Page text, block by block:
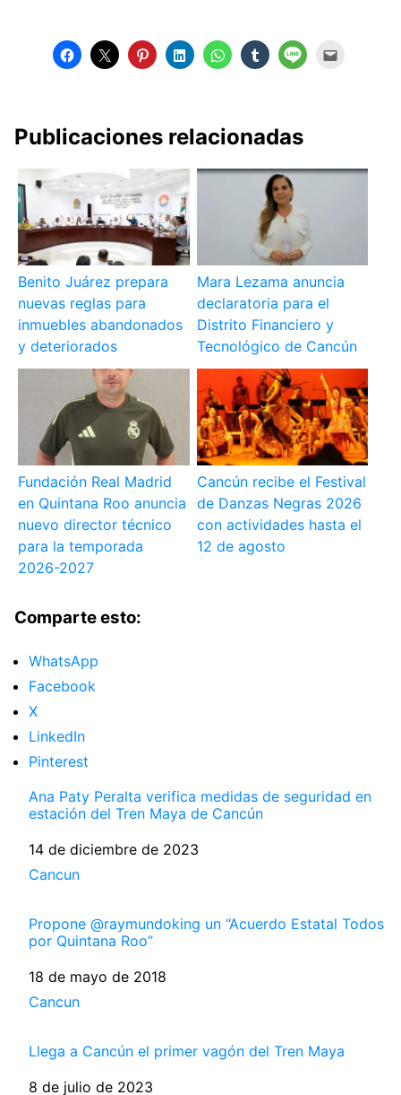
Publicaciones relacionadas
Benito Juárez prepara
nuevas reglas para
inmuebles abandonados
y deteriorados
Mara Lezama anuncia
declaratoria para el
Distrito Financiero y
Tecnológico de Cancún
Fundación Real Madrid
en Quintana Roo anuncia
nuevo director técnico
para la temporada
2026-2027
Cancún recibe el Festival
de Danzas Negras 2026
con actividades hasta el
12 de agosto
Comparte esto:
WhatsApp
Facebook
X
LinkedIn
Pinterest
Ana Paty Peralta verifica medidas de seguridad en
estación del Tren Maya de Cancún
Fecha
14 de diciembre de 2023
Respecto a
Cancun
Propone @raymundoking un “Acuerdo Estatal Todos
por Quintana Roo”
Fecha
18 de mayo de 2018
Respecto a
Cancun
Llega a Cancún el primer vagón del Tren Maya
Fecha
8 de julio de 2023